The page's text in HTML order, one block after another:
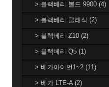
> 블랙베리 볼드 9900 (4)
> 블랙베리 클래식 (2)
> 블랙베리 Z10 (2)
> 블랙베리 Q5 (1)
> 베가아이언1~2 (11)
> 베가 LTE-A (2)